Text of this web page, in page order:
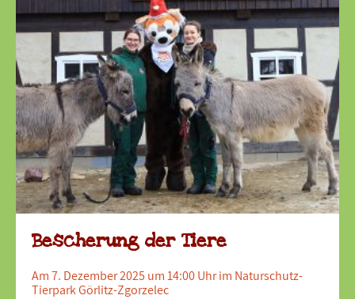
Bescherung der Tiere
Am 7. Dezember 2025 um 14:00 Uhr im Naturschutz-
Tierpark Görlitz-Zgorzelec